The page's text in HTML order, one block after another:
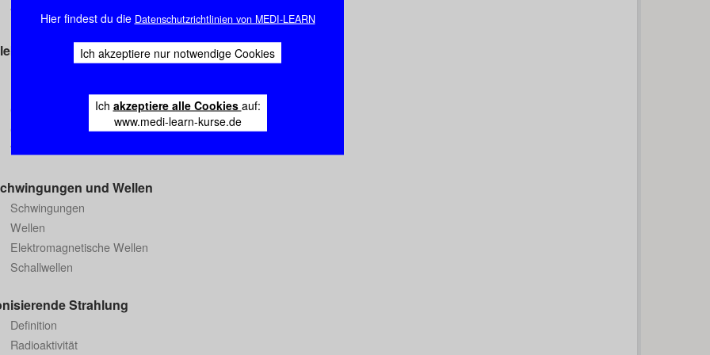
Hier findest du die Datenschutzrichtlinien von MEDI-LEARN
Ich akzeptiere nur notwendige Cookies
Ich akzeptiere alle Cookies auf:
www.medi-learn-kurse.de
Weitere Teilchen
Gleichstromkreise mit Widerständen
Gleichstromkreise mit Kondensatoren
Wechselstrom
und Wellen
Schwingungen
Wellen
Elektromagnetische Wellen
Schallwellen
Strahlung
Definition
Radioaktivität